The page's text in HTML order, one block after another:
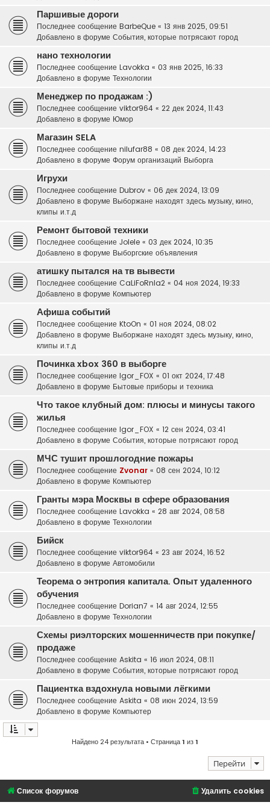
Паршивые дороги
Последнее сообщение BarbeQue « 13 янв 2025, 09:51
Добавлено в форуме События, которые потрясают город
нано технологии
Последнее сообщение Lavokka « 03 янв 2025, 16:33
Добавлено в форуме Технологии
Менеджер по продажам :)
Последнее сообщение viktor964 « 22 дек 2024, 11:43
Добавлено в форуме Юмор
Магазин SELA
Последнее сообщение nilufar88 « 08 дек 2024, 14:23
Добавлено в форуме Форум организаций Выборга
Игрухи
Последнее сообщение Dubrov « 06 дек 2024, 13:09
Добавлено в форуме Выборжане находят здесь музыку, кино,
клипы и.т.д
Ремонт бытовой техники
Последнее сообщение Jolele « 03 дек 2024, 10:35
Добавлено в форуме Выборгские объявления
атишку пытался на тв вывести
Последнее сообщение CaLiFoRnIa2 « 04 ноя 2024, 19:33
Добавлено в форуме Компьютер
Афиша событий
Последнее сообщение KtoOn « 01 ноя 2024, 08:02
Добавлено в форуме Выборжане находят здесь музыку, кино,
клипы и.т.д
Починка xbox 360 в выборге
Последнее сообщение Igor_FOX « 01 окт 2024, 17:48
Добавлено в форуме Бытовые приборы и техника
Что такое клубный дом: плюсы и минусы такого
жилья
Последнее сообщение Igor_FOX « 12 сен 2024, 03:41
Добавлено в форуме События, которые потрясают город
МЧС тушит прошлогодние пожары
Последнее сообщение Zvonar « 08 сен 2024, 10:12
Добавлено в форуме Компьютер
Гранты мэра Москвы в сфере образования
Последнее сообщение Lavokka « 28 авг 2024, 08:58
Добавлено в форуме Технологии
Бийск
Последнее сообщение viktor964 « 23 авг 2024, 16:52
Добавлено в форуме Автомобили
Теорема о энтропия капитала. Опыт удаленного
обучения
Последнее сообщение Dorian7 « 14 авг 2024, 12:55
Добавлено в форуме Технологии
Схемы риэлторских мошенничеств при покупке/
продаже
Последнее сообщение Askita « 16 июл 2024, 08:11
Добавлено в форуме События, которые потрясают город
Пациентка вздохнула новыми лёгкими
Последнее сообщение Askita « 08 июн 2024, 13:59
Добавлено в форуме Компьютер
Найдено 24 результата • Страница1 из1
Перейти
Список форумов Удалить cookies